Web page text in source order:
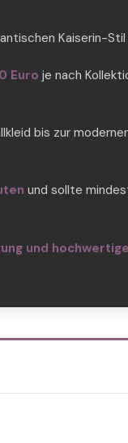
Kaiserin-
Euro je nach
bis zur
und sollte
und